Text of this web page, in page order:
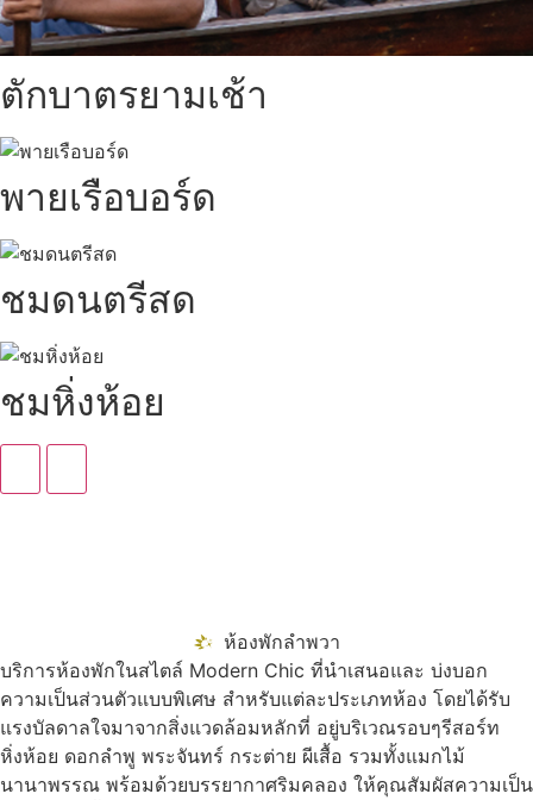
ตักบาตรยามเช้า
พายเรือบอร์ด
ชมดนตรีสด
ชมหิ่งห้อย
ห้องพักลำพวา
บริการห้องพักในสไตล์ Modern Chic ที่นำเสนอและ บ่งบอก
ความเป็นส่วนตัวแบบพิเศษ สำหรับแต่ละประเภทห้อง โดยได้รับ
แรงบัลดาลใจมาจากสิ่งแวดล้อมหลักที่ อยู่บริเวณรอบๆรีสอร์ท
หิ่งห้อย ดอกลำพู พระจันทร์ กระต่าย ผีเสื้อ รวมทั้งแมกไม้
นานาพรรณ พร้อมด้วยบรรยากาศริมคลอง ให้คุณสัมผัสความเป็น